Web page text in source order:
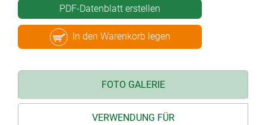
PDF-Datenblatt erstellen
In den Warenkorb legen
FOTO GALERIE
VERWENDUNG FÜR